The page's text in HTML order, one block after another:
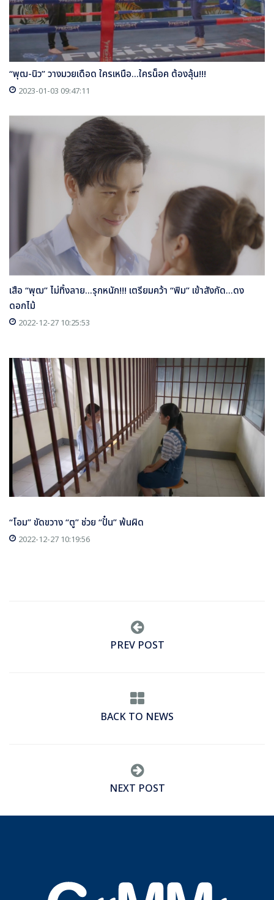
“พุฒ-นิว” วางมวยเดือด ใครเหนือ...ใครน็อค ต้องลุ้น!!!
2023-01-03 09:47:11
เสือ “พุฒ” ไม่ทิ้งลาย...รุกหนัก!!! เตรียมคว้า “พิม” เข้าสังกัด...ดง
ดอกไม้
2022-12-27 10:25:53
“โอม” ขัดขวาง “ตู” ช่วย “ปั๋น” พ้นผิด
2022-12-27 10:19:56
PREV POST
BACK TO NEWS
NEXT POST